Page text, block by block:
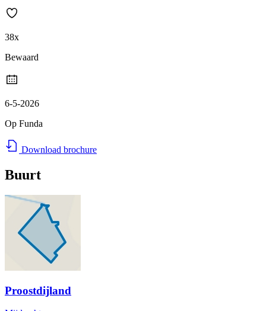
38x
Bewaard
6-5-2026
Op Funda
Download brochure
Buurt
Proostdijland